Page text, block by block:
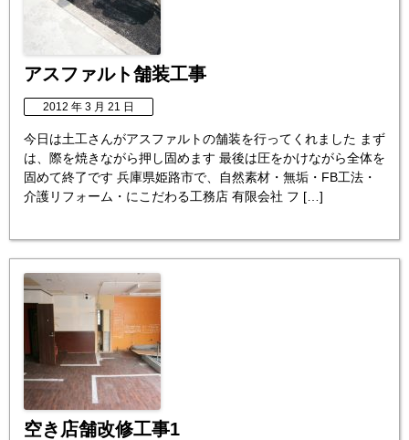
アスファルト舗装工事
2012 年 3 月 21 日
今日は土工さんがアスファルトの舗装を行ってくれました まず
は、際を焼きながら押し固めます 最後は圧をかけながら全体を
固めて終了です 兵庫県姫路市で、自然素材・無垢・FB工法・
介護リフォーム・にこだわる工務店 有限会社 フ […]
空き店舗改修工事1